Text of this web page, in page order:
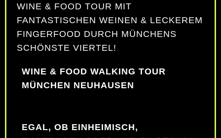
WINE & FOOD TOUR MIT
FANTASTISCHEN WEINEN & LECKEREM
FINGERFOOD DURCH MÜNCHENS
SCHÖNSTE VIERTEL!
WINE & FOOD WALKING TOUR
MÜNCHEN NEUHAUSEN
EGAL, OB EINHEIMISCH,